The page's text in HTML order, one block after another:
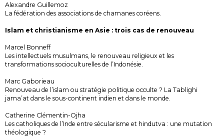
Alexandre Guillemoz
La fédération des associations de chamanes coréens.
Islam et christianisme en Asie : trois cas de renouveau
Marcel Bonneff
Les intellectuels musulmans, le renouveau religieux et les
transformations socioculturelles de l’Indonésie.
Marc Gaborieau
Renouveau de l’islam ou stratégie politique occulte ? La Tablighi
jama’at dans le sous-continent indien et dans le monde.
Catherine Clémentin-Ojha
Les catholiques de l’Inde entre sécularisme et hindutva : une mutation
théologique ?